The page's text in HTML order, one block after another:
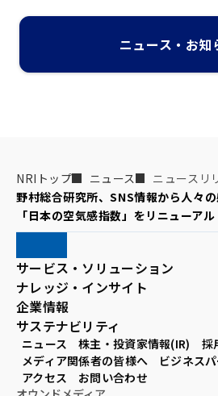
ニュース・お知
NRIトップ ニュース
ニュースリ
野村総合研究所、SNS情報から人々
「日本の空気感指数」をリニューアル
サービス・ソリューション
ナレッジ・インサイト
企業情報
サステナビリティ
ニュース 株主・投資家情報(IR)
採
メディア関係者の皆様へ
ビジネス
アクセス
お問い合わせ